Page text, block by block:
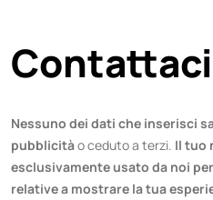
Contattaci
Nessuno dei dati che inserisci
pubblicitào ceduto a terzi. Il tuo
esclusivamente usato da noi
relative a mostrare la tua